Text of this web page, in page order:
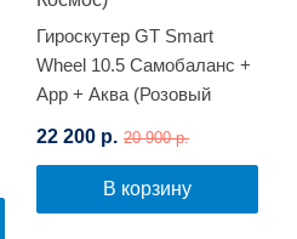
Гироскутер GT Smart
Wheel 10.5 Самобаланс +
App + Аква (Розовый
Космос)
22 200 р. 20 900 р.
В корзину